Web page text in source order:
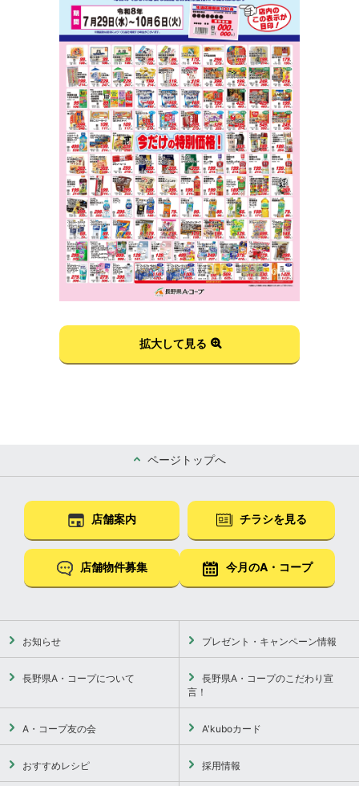
拡大して見る
ページトップへ
店舗案内 チラシを見る
店舗物件募集 今月のA・コープ
お知らせ プレゼント・キャンペーン情報
長野県A・コープについて
長野県A・コープのこだわり宣
言！
A・コープ友の会 A'kuboカード
おすすめレシピ 採用情報